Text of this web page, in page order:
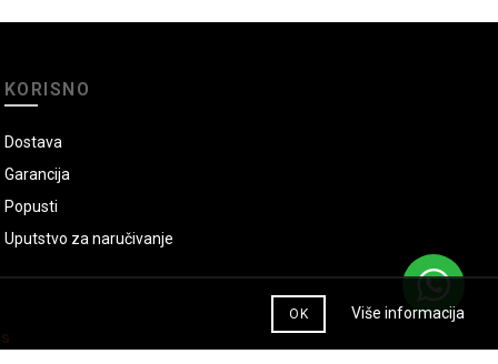
KORISNO
Dostava
Garancija
Popusti
Uputstvo za naručivanje
OK Više informacija